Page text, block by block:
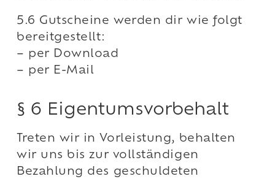
5.6 Gutscheine werden dir wie folgt
bereitgestellt:
– per Download
– per E-Mail
§ 6 Eigentumsvorbehalt
Treten wir in Vorleistung, behalten
wir uns bis zur vollständigen
Bezahlung des geschuldeten